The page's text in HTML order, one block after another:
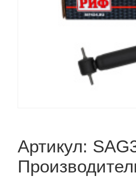
Артикул: